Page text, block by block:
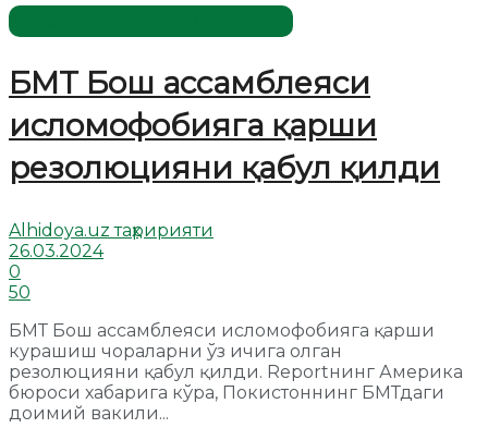
БМТ Бош ассамблеяси
исломофобияга қарши
резолюцияни қабул қилди
Alhidoya.uz таҳририяти
26.03.2024
0
50
БМТ Бош ассамблеяси исломофобияга қарши
курашиш чораларни ўз ичига олган
резолюцияни қабул қилди. Reportнинг Америка
бюроси хабарига кўра, Покистоннинг БМТдаги
доимий вакили...